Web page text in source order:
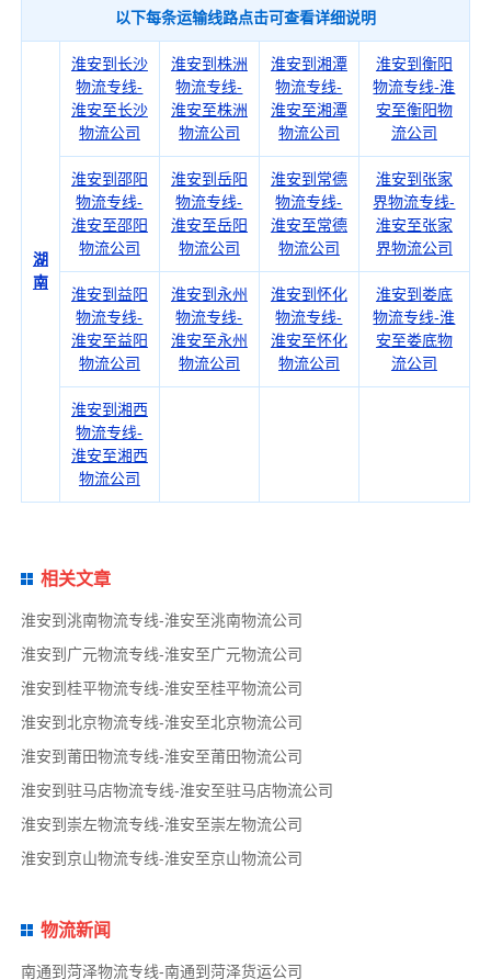
以下每条运输线路点击可查看详细说明
湖
南
淮安到长沙
物流专线-
淮安至长沙
物流公司
淮安到株洲
物流专线-
淮安至株洲
物流公司
淮安到湘潭
物流专线-
淮安至湘潭
物流公司
淮安到衡阳
物流专线-淮
安至衡阳物
流公司
淮安到邵阳
物流专线-
淮安至邵阳
物流公司
淮安到岳阳
物流专线-
淮安至岳阳
物流公司
淮安到常德
物流专线-
淮安至常德
物流公司
淮安到张家
界物流专线-
淮安至张家
界物流公司
淮安到益阳
物流专线-
淮安至益阳
物流公司
淮安到永州
物流专线-
淮安至永州
物流公司
淮安到怀化
物流专线-
淮安至怀化
物流公司
淮安到娄底
物流专线-淮
安至娄底物
流公司
淮安到湘西
物流专线-
淮安至湘西
物流公司
相关文章
淮安到洮南物流专线-淮安至洮南物流公司
淮安到广元物流专线-淮安至广元物流公司
淮安到桂平物流专线-淮安至桂平物流公司
淮安到北京物流专线-淮安至北京物流公司
淮安到莆田物流专线-淮安至莆田物流公司
淮安到驻马店物流专线-淮安至驻马店物流公司
淮安到崇左物流专线-淮安至崇左物流公司
淮安到京山物流专线-淮安至京山物流公司
物流新闻
南通到菏泽物流专线-南通到菏泽货运公司